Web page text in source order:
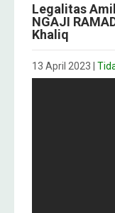
Legalitas
NGAJI
Khaliq
13 April 2023